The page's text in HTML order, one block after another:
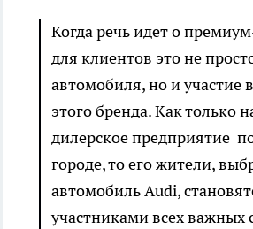
Когда речь идет о
для клиентов это не
автомобиля, но и участие
этого бренда. Как только
дилерское предприятие
городе, то его жители,
автомобиль Аudi,
участниками всех важных